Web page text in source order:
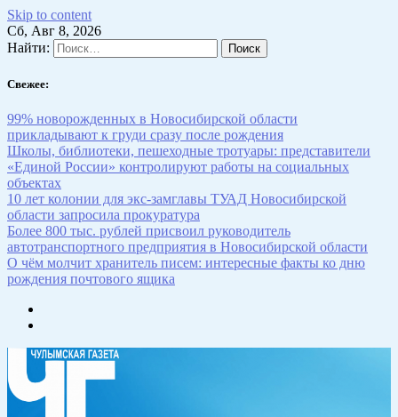
Skip to content
Сб, Авг 8, 2026
Найти:
Свежее:
99% новорожденных в Новосибирской области
прикладывают к груди сразу после рождения
Школы, библиотеки, пешеходные тротуары: представители
«Единой России» контролируют работы на социальных
объектах
10 лет колонии для экс-замглавы ТУАД Новосибирской
области запросила прокуратура
Более 800 тыс. рублей присвоил руководитель
автотранспортного предприятия в Новосибирской области
О чём молчит хранитель писем: интересные факты ко дню
рождения почтового ящика